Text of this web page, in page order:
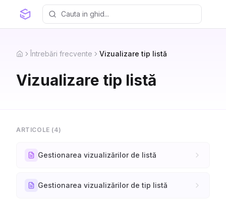
HomeÎntrebări frecvente Vizualizare tip listă
Vizualizare tip listă
ARTICOLE (4)
Gestionarea vizualizărilor de listă
Gestionarea vizualizărilor de tip listă